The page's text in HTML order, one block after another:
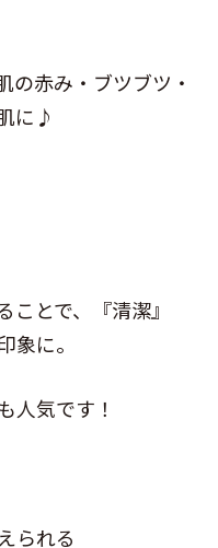
の赤み・ブツブツ・
に♪
ことで、『清潔』
象に。
人気です！
られる